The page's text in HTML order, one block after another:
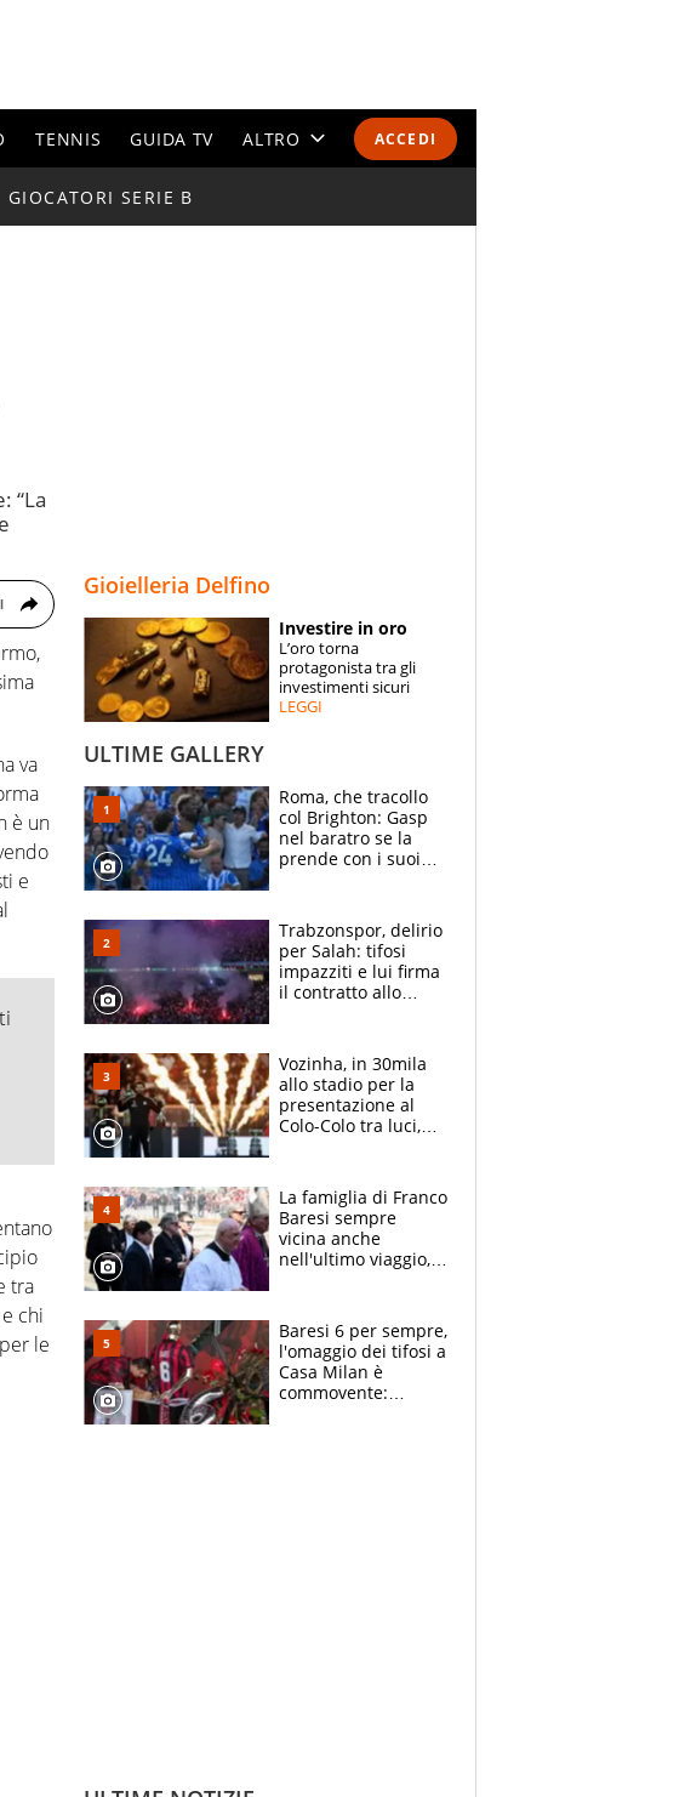
ACCEDI
TENNIS GUIDA TV ALTRO
ESPERTI
CONTATTI
GIOCATORI SERIE B
“La
va
è un
e
tra
chi
le
Gioielleria Delfino
Investire in oro
L’oro torna
protagonista tra gli
investimenti sicuri
LEGGI
ULTIME GALLERY
Roma, che tracollo
col Brighton: Gasp
nel baratro se la
prende con i suoi
Trabzonspor, delirio
per Salah: tifosi
impazziti e lui firma
il contratto allo
Vozinha, in 30mila
allo stadio per la
presentazione al
Colo-Colo tra luci,
La famiglia di Franco
Baresi sempre
vicina anche
nell'ultimo viaggio,
circondati
dall'affetto dei tifosi
Baresi 6 per sempre,
l'omaggio dei tifosi a
Casa Milan è
commovente: